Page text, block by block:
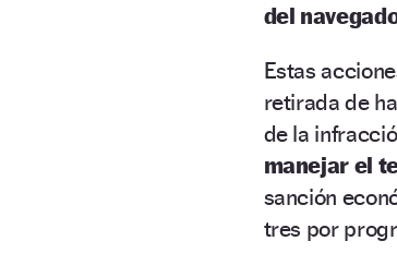
del
Estas
retirada de
de la
manejar el
sanción
tres por